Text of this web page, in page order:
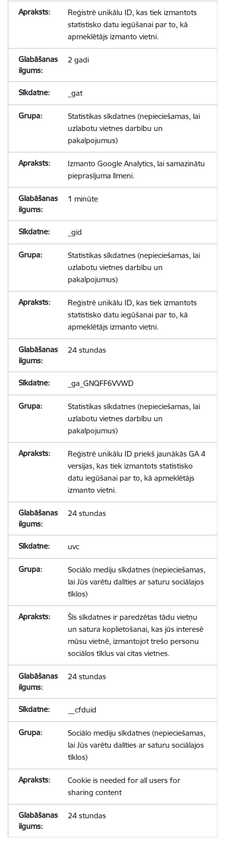
Reģistrē unikālu ID, kas tiek izmantots
statistisko datu iegūšanai par to, kā
apmeklētājs izmanto vietni.
2 gadi
_gat
Statistikas sīkdatnes (nepieciešamas, lai
uzlabotu vietnes darbību un
pakalpojumus)
Izmanto Google Analytics, lai samazinātu
pieprasījuma līmeni.
1 minūte
_gid
Statistikas sīkdatnes (nepieciešamas, lai
uzlabotu vietnes darbību un
pakalpojumus)
Reģistrē unikālu ID, kas tiek izmantots
statistisko datu iegūšanai par to, kā
apmeklētājs izmanto vietni.
24 stundas
_ga_GNQFF6VVWD
Statistikas sīkdatnes (nepieciešamas, lai
uzlabotu vietnes darbību un
pakalpojumus)
Reģistrē unikālu ID priekš jaunākās GA 4
versijas, kas tiek izmantots statistisko
datu iegūšanai par to, kā apmeklētājs
izmanto vietni.
24 stundas
uvc
Sociālo mediju sīkdatnes (nepieciešamas,
lai Jūs varētu dalīties ar saturu sociālajos
tīklos)
Šīs sīkdatnes ir paredzētas tādu vietņu
un satura koplietošanai, kas jūs interesē
mūsu vietnē, izmantojot trešo personu
sociālos tīklus vai citas vietnes.
24 stundas
__cfduid
Sociālo mediju sīkdatnes (nepieciešamas,
lai Jūs varētu dalīties ar saturu sociālajos
tīklos)
Cookie is needed for all users for
sharing content
24 stundas